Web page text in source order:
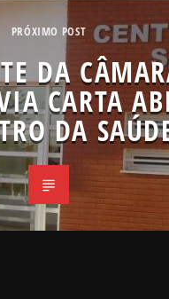
PRÓXIMO POST
DA
CARTA
DA